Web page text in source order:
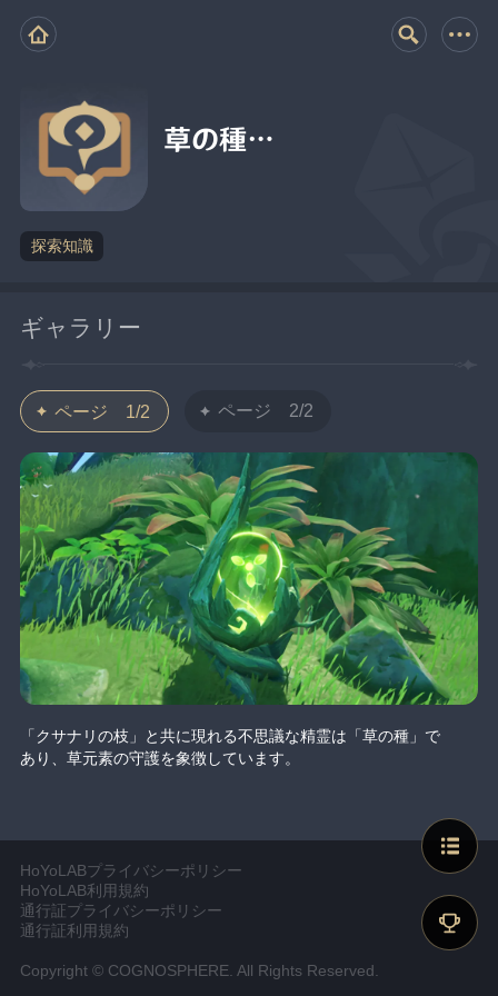
草の種…
探索知識
ギャラリー
ページ 1/2 ページ 2/2
「クサナリの枝」と共に現れる不思議な精霊は「草の種」で
あり、草元素の守護を象徴しています。
HoYoLABプライバシーポリシー
HoYoLAB利用規約
通行証プライバシーポリシー
通行証利用規約
Copyright © COGNOSPHERE. All Rights Reserved.